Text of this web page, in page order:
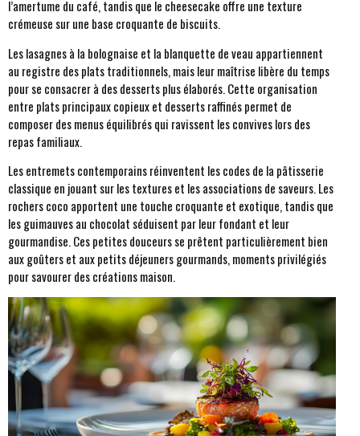
l’amertume du café, tandis que le cheesecake offre une texture
crémeuse sur une base croquante de biscuits.
Les lasagnes à la bolognaise et la blanquette de veau appartiennent
au registre des plats traditionnels, mais leur maîtrise libère du temps
pour se consacrer à des desserts plus élaborés. Cette organisation
entre plats principaux copieux et desserts raffinés permet de
composer des menus équilibrés qui ravissent les convives lors des
repas familiaux.
Les entremets contemporains réinventent les codes de la pâtisserie
classique en jouant sur les textures et les associations de saveurs. Les
rochers coco apportent une touche croquante et exotique, tandis que
les guimauves au chocolat séduisent par leur fondant et leur
gourmandise. Ces petites douceurs se prêtent particulièrement bien
aux goûters et aux petits déjeuners gourmands, moments privilégiés
pour savourer des créations maison.